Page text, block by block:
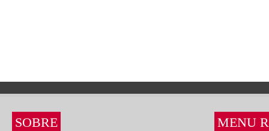
SOBRE MENU